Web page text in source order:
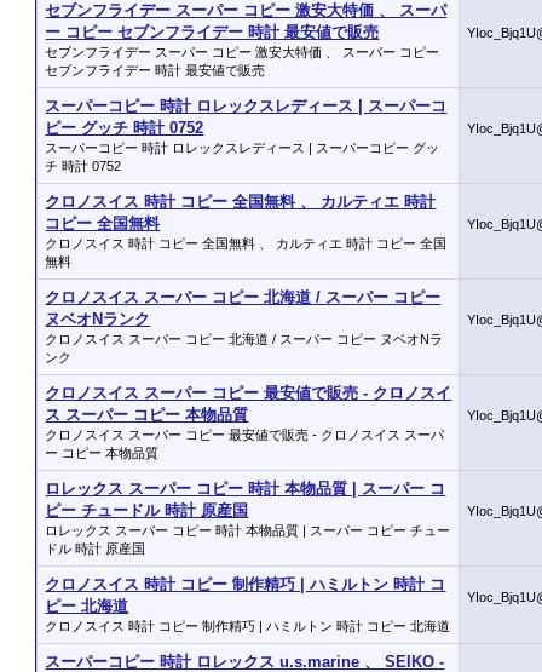
セブンフライデー スーパー コピー 激安大特価 、 スーパ
ー コピー セブンフライデー 時計 最安値で販売
セブンフライデー スーパー コピー 激安大特価 、 スーパー コピー
セブンフライデー 時計 最安値で販売
スーパーコピー 時計 ロレックスレディース | スーパーコ
ピー グッチ 時計 0752
スーパーコピー 時計 ロレックスレディース | スーパーコピー グッ
チ 時計 0752
クロノスイス 時計 コピー 全国無料 、 カルティエ 時計
コピー 全国無料
クロノスイス 時計 コピー 全国無料 、 カルティエ 時計 コピー 全国
無料
クロノスイス スーパー コピー 北海道 / スーパー コピー
ヌベオNランク
クロノスイス スーパー コピー 北海道 / スーパー コピー ヌベオNラ
ンク
クロノスイス スーパー コピー 最安値で販売 - クロノスイ
ス スーパー コピー 本物品質
クロノスイス スーパー コピー 最安値で販売 - クロノスイス スーパ
ー コピー 本物品質
ロレックス スーパー コピー 時計 本物品質 | スーパー コ
ピー チュードル 時計 原産国
ロレックス スーパー コピー 時計 本物品質 | スーパー コピー チュー
ドル 時計 原産国
クロノスイス 時計 コピー 制作精巧 | ハミルトン 時計 コ
ピー 北海道
クロノスイス 時計 コピー 制作精巧 | ハミルトン 時計 コピー 北海道
スーパーコピー 時計 ロレックス u.s.marine 、 SEIKO -